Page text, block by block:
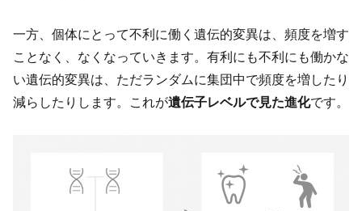
一方、個体にとって不利に働く遺伝的変異は、頻度を増す
ことなく、なくなっていきます。有利にも不利にも働かな
い遺伝的変異は、ただランダムに集団中で頻度を増したり
減らしたりします。これが遺伝子レベルで見た進化です。